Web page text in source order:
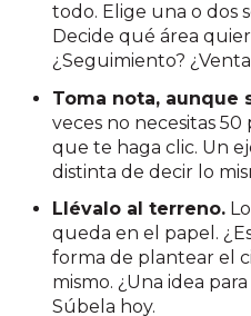
todo. Elige una o dos
Decide qué área
¿Seguimiento?
Toma nota, aunque
veces no necesitas 50
que te haga clic. Un
distinta de decir lo
Llévalo al terreno.
queda en el papel.
forma de plantear el
mismo. ¿Una idea
Súbela hoy.